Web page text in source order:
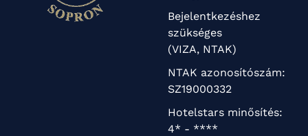
Bejelentkezéshez
szükséges
(VIZA, NTAK)
NTAK azonosítószám:
SZ19000332
Hotelstars minősítés:
4* - ****